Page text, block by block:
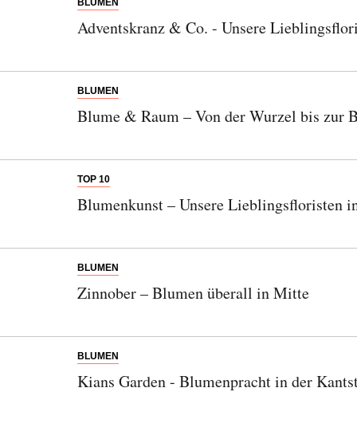
BLUMEN
Adventskranz & Co. - Unsere
BLUMEN
Blume & Raum – Von der Wurzel bis zur
TOP 10
Blumenkunst – Unsere Lieblingsfloristen
BLUMEN
Zinnober – Blumen überall in Mitte
BLUMEN
Kians Garden - Blumenpracht in der